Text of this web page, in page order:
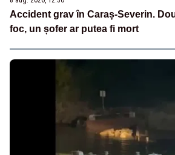
Accident grav în Caraș-Severin.
foc, un șofer ar putea fi mort